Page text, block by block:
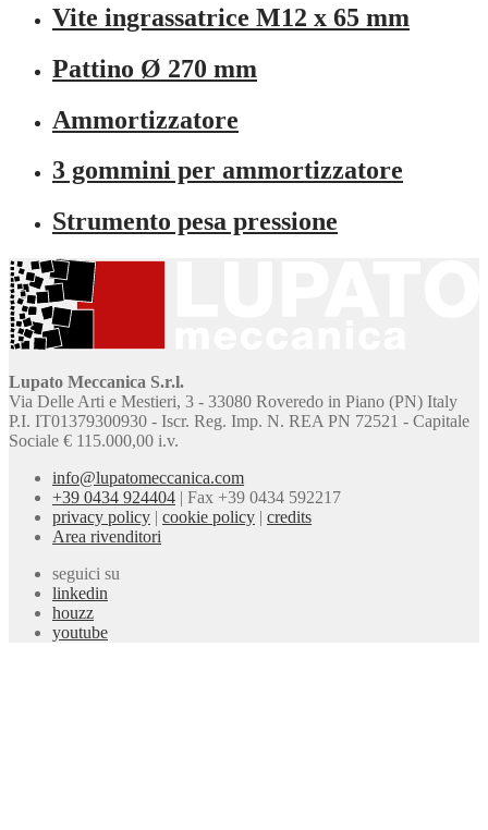
Vite ingrassatrice M12 x 65 mm
Pattino Ø 270 mm
Ammortizzatore
3 gommini per ammortizzatore
Strumento pesa pressione
Lupato Meccanica S.r.l.
Via Delle Arti e Mestieri, 3 - 33080 Roveredo in Piano (PN) Italy
P.I. IT01379300930 - Iscr. Reg. Imp. N. REA PN 72521 - Capitale
Sociale € 115.000,00 i.v.
info@lupatomeccanica.com
+39 0434 924404 | Fax +39 0434 592217
privacy policy | cookie policy | credits
Area rivenditori
seguici su
linkedin
houzz
youtube